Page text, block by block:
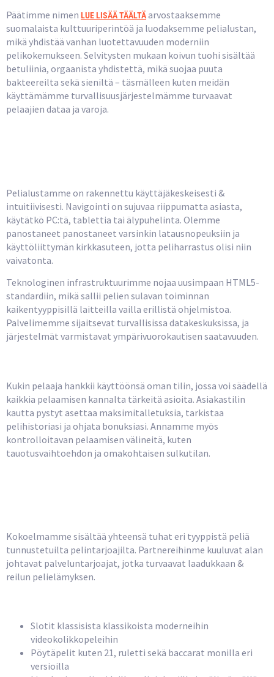
Päätimme nimen LUE LISÄÄ TÄÄLTÄarvostaaksemme
suomalaista kulttuuriperintöä ja luodaksemme pelialustan,
mikä yhdistää vanhan luotettavuuden moderniin
pelikokemukseen. Selvitysten mukaan koivun tuohi sisältää
betuliinia, orgaanista yhdistettä, mikä suojaa puuta
bakteereilta sekä sieniltä – täsmälleen kuten meidän
käyttämämme turvallisuusjärjestelmämme turvaavat
pelaajien dataa ja varoja.
Pelialustamme on rakennettu käyttäjäkeskeisesti &
intuitiivisesti. Navigointi on sujuvaa riippumatta asiasta,
käytätkö PC:tä, tablettia tai älypuhelinta. Olemme
panostaneet panostaneet varsinkin latausnopeuksiin ja
käyttöliittymän kirkkasuteen, jotta peliharrastus olisi niin
vaivatonta.
Teknologinen infrastruktuurimme nojaa uusimpaan HTML5-
standardiin, mikä sallii pelien sulavan toiminnan
kaikentyyppisillä laitteilla vailla erillistä ohjelmistoa.
Palvelimemme sijaitsevat turvallisissa datakeskuksissa, ja
järjestelmät varmistavat ympärivuorokautisen saatavuuden.
Kukin pelaaja hankkii käyttöönsä oman tilin, jossa voi säädellä
kaikkia pelaamisen kannalta tärkeitä asioita. Asiakastilin
kautta pystyt asettaa maksimitalletuksia, tarkistaa
pelihistoriasi ja ohjata bonuksiasi. Annamme myös
kontrolloitavan pelaamisen välineitä, kuten
tauotusvaihtoehdon ja omakohtaisen sulkutilan.
Kokoelmamme sisältää yhteensä tuhat eri tyyppistä peliä
tunnustetuilta pelintarjoajilta. Partnereihinme kuuluvat alan
johtavat palveluntarjoajat, jotka turvaavat laadukkaan &
reilun pelielämyksen.
Slotit klassisista klassikoista moderneihin
videokolikkopeleihin
Pöytäpelit kuten 21, ruletti sekä baccarat monilla eri
versioilla